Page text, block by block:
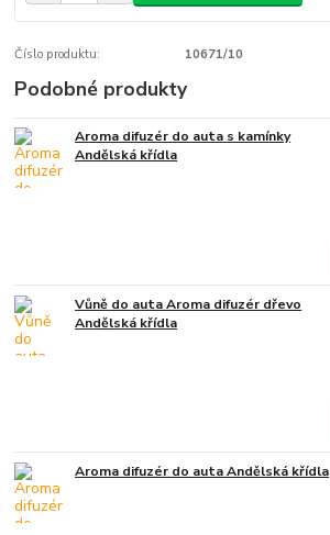
Číslo produktu: 10671/10
Podobné produkty
Aroma difuzér do auta s kamínky
Andělská křídla
Vůně do auta Aroma difuzér dřevo
Andělská křídla
Aroma difuzér do auta Andělská křídla